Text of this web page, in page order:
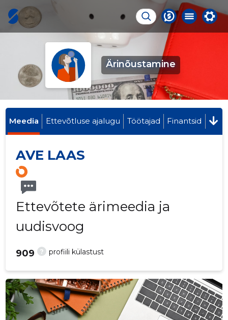
Ärinõustamine
Meedia Ettevõtluse ajalugu Töötajad Finantsid
AVE LAAS
Ettevõtete ärimeedia ja
uudisvoog
? profiili külastust
909